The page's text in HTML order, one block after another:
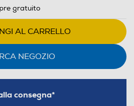
gratuito
AL CARRELLO
NEGOZIO
consegna*